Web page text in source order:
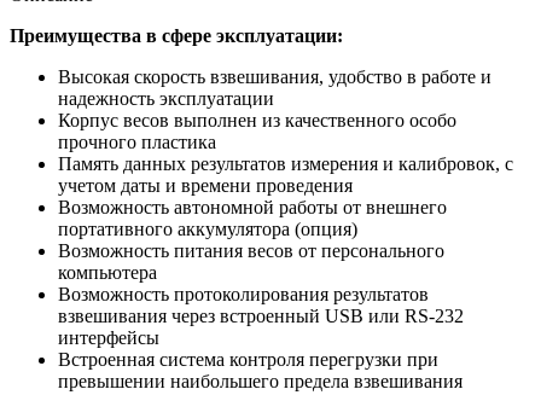
Преимущества в сфере эксплуатации:
Высокая скорость взвешивания, удобство в работе и
надежность эксплуатации
Корпус весов выполнен из качественного особо
прочного пластика
Память данных результатов измерения и калибровок, с
учетом даты и времени проведения
Возможность автономной работы от внешнего
портативного аккумулятора (опция)
Возможность питания весов от персонального
компьютера
Возможность протоколирования результатов
взвешивания через встроенный USB или RS-232
интерфейсы
Встроенная система контроля перегрузки при
превышении наибольшего предела взвешивания